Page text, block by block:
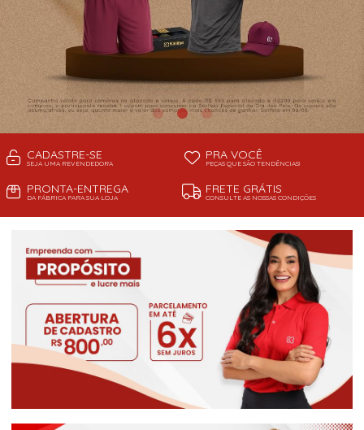
CADASTRE-SE
SEJA UMA REVENDEDORA
PRA VOCÊ
PEÇAS QUE SÃO TENDÊNCIAS!
PRONTA-ENTREGA
DA FÁBRICA PARA SUA LOJA
FRETE GRÁTIS
CONSULTE AS NOSSAS CONDIÇÕES